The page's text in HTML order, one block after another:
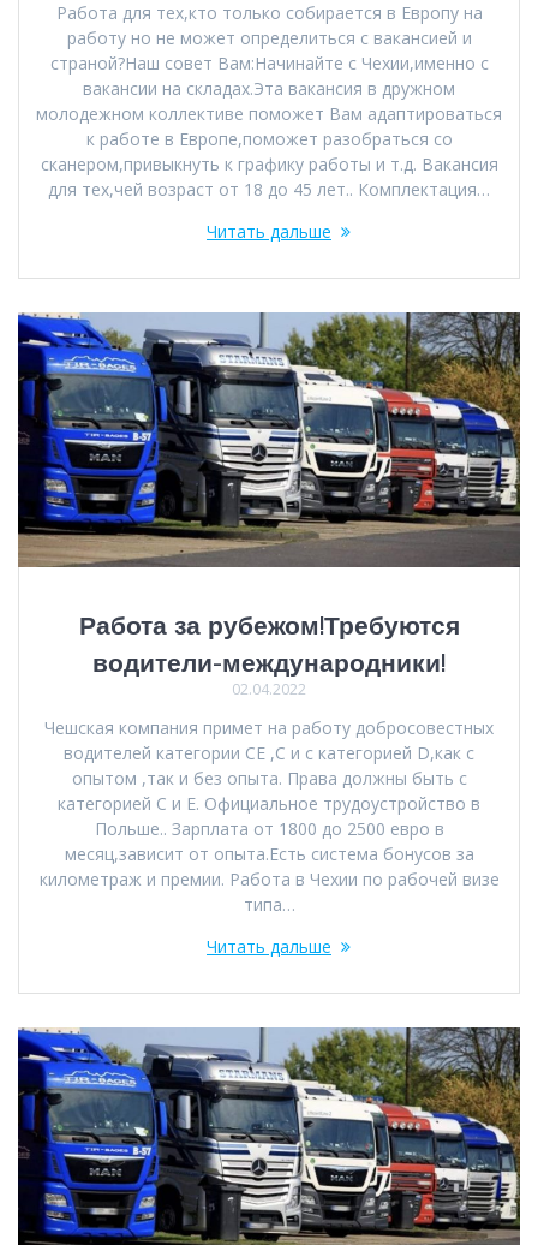
Работа для тех,кто только собирается в Европу на
работу но не может определиться с вакансией и
страной?Наш совет Вам:Начинайте с Чехии,именно с
вакансии на складах.Эта вакансия в дружном
молодежном коллективе поможет Вам адаптироваться
к работе в Европе,поможет разобраться со
сканером,привыкнуть к графику работы и т.д. Вакансия
для тех,чей возраст от 18 до 45 лет.. Комплектация…
Читать дальше
Работа за рубежом!Требуются
водители-международники!
02.04.2022
Чешская компания примет на работу добросовестных
водителей категории СЕ ,С и с категорией D,как с
опытом ,так и без опыта. Права должны быть с
категорией С и Е. Официальное трудоустройство в
Польше.. Зарплата от 1800 до 2500 евро в
месяц,зависит от опыта.Есть система бонусов за
километраж и премии. Работа в Чехии по рабочей визе
типа…
Читать дальше